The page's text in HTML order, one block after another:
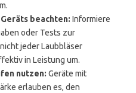
beachten: Informiere
oder Tests zur
jeder Laubbläser
in Leistung um.
nutzen: Geräte mit
erlauben es, den